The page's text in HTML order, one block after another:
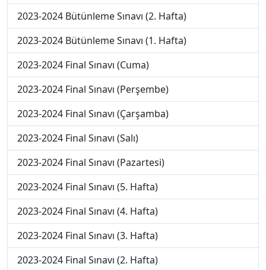
2023-2024 Bütünleme Sınavı (2. Hafta)
2023-2024 Bütünleme Sınavı (1. Hafta)
2023-2024 Final Sınavı (Cuma)
2023-2024 Final Sınavı (Perşembe)
2023-2024 Final Sınavı (Çarşamba)
2023-2024 Final Sınavı (Salı)
2023-2024 Final Sınavı (Pazartesi)
2023-2024 Final Sınavı (5. Hafta)
2023-2024 Final Sınavı (4. Hafta)
2023-2024 Final Sınavı (3. Hafta)
2023-2024 Final Sınavı (2. Hafta)